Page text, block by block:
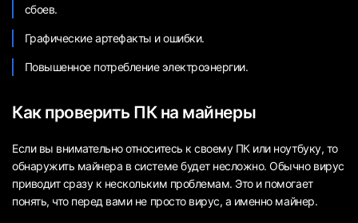
сбоев.
Графические артефакты и ошибки.
Повышенное потребление электроэнергии.
Как проверить ПК на майнеры
Если вы внимательно относитесь к своему ПК или ноутбуку, то
обнаружить майнера в системе будет несложно. Обычно вирус
приводит сразу к нескольким проблемам. Это и помогает
понять, что перед вами не просто вирус, а именно майнер.